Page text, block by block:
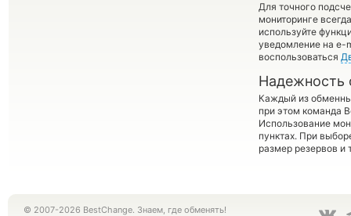
Для точного
мониторинге
используйте
уведомление на e-
воспользоваться
Надежность
Каждый из
при этом команда
Использование
пунктах. При
размер резервов и
© 2007-2026 BestChange. Знаем, где обменять!